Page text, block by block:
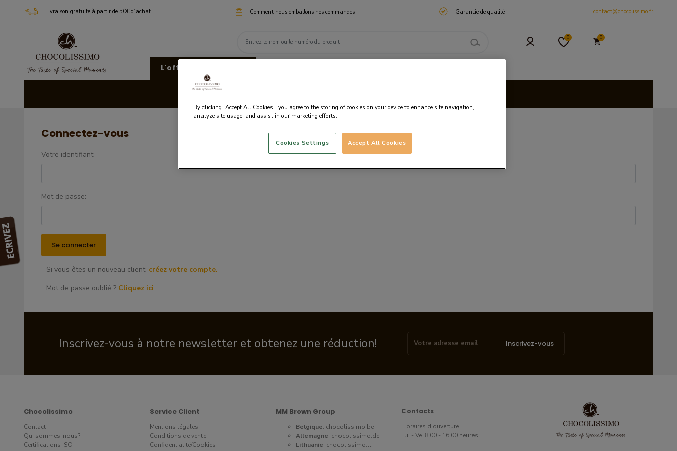
Livraison gratuite à partir de 50€ d’achat Comment nous emballons nos commandes Garantie de qualité contact@chocolissimo.fr
0 0
L'offre Chocolissimo
Connectez-vous
Votre identifiant:
Mot de passe:
Si vous êtes un nouveau client, créez votre compte.
Mot de passe oublié ? Cliquez ici
Inscrivez-vous à notre newsletter et obtenez une réduction! Inscrivez-vous
Chocolissimo
Contact
Qui sommes-nous?
Certifications ISO
Service Client
Mentions légales
Conditions de vente
Confidentialité/Cookies
MM Brown Group
Belgique: chocolissimo.be
Allemagne: chocolissimo.de
Lithuanie: chocolissimo.lt
Contacts
Horaires d'ouverture
Lu. - Ve. 8:00 - 16:00 heures
By clicking “Accept All Cookies”, you agree to the storing of cookies on your device to enhance site navigation,
analyze site usage, and assist in our marketing efforts.
Accept All Cookies
Cookies Settings